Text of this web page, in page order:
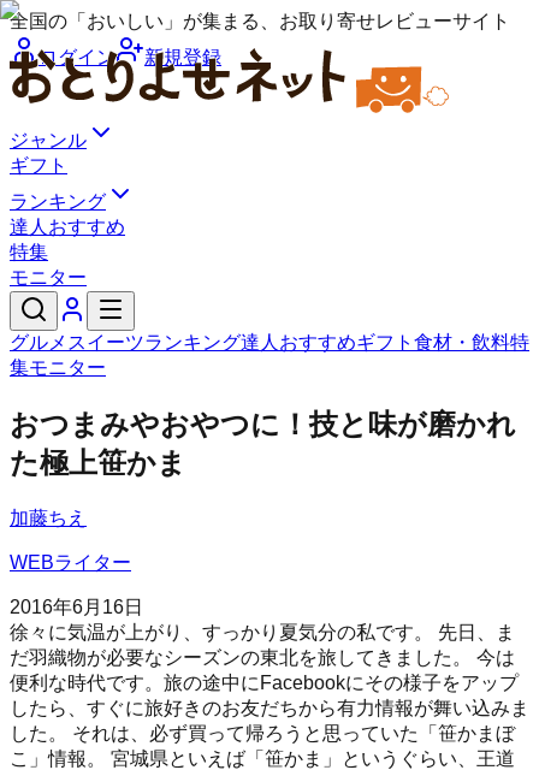
全国の「おいしい」が集まる、お取り寄せレビューサイト
ログイン
新規登録
ジャンル
ギフト
ランキング
達人おすすめ
特集
モニター
グルメ スイーツランキング達人おすすめギフト 食材・飲料特
集モニター
おつまみやおやつに！技と味が磨かれ
た極上笹かま
加藤ちえ
WEBライター
2016年6月16日
徐々に気温が上がり、すっかり夏気分の私です。 先日、ま
だ羽織物が必要なシーズンの東北を旅してきました。 今は
便利な時代です。旅の途中にFacebookにその様子をアップ
したら、すぐに旅好きのお友だちから有力情報が舞い込みま
した。 それは、必ず買って帰ろうと思っていた「笹かまぼ
こ」情報。 宮城県といえば「笹かま」というぐらい、王道